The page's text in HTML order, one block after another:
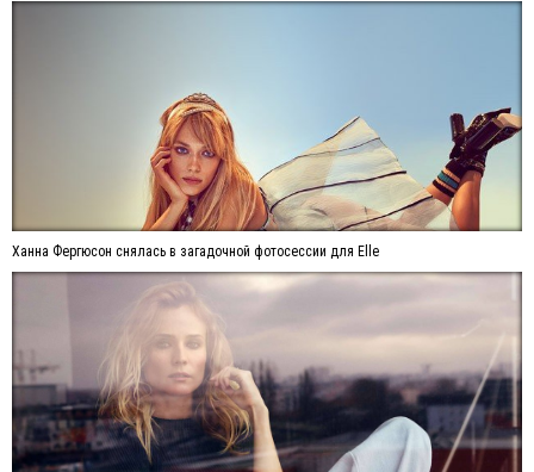
Ханна Фергюсон снялась в загадочной фотосессии для Elle